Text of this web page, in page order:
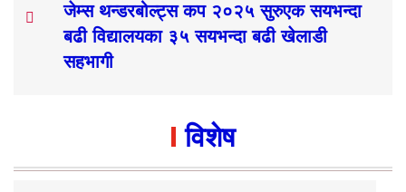
जेम्स थन्डरबोल्ट्स कप २०२५ सुरुएक सयभन्दा
बढी विद्यालयका ३५ सयभन्दा बढी खेलाडी
सहभागी
विशेष